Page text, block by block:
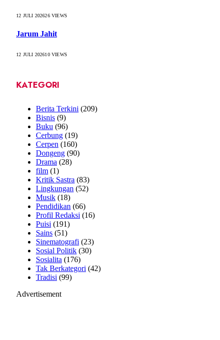
12 JULI 202626VIEWS
Jarum Jahit
12 JULI 202610VIEWS
KATEGORI
Berita Terkini (209)
Bisnis (9)
Buku (96)
Cerbung (19)
Cerpen (160)
Dongeng (90)
Drama (28)
film (1)
Kritik Sastra (83)
Lingkungan (52)
Musik (18)
Pendidikan (66)
Profil Redaksi (16)
Puisi (191)
Sains (51)
Sinematografi (23)
Sosial Politik (30)
Sosialita (176)
Tak Berkategori (42)
Tradisi (99)
Advertisement